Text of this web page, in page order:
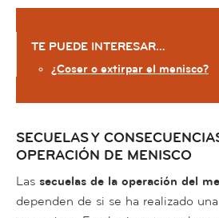
TE PUEDE INTERESAR…
¿Coser o extirpar el menisco?
SECUELAS Y
OPERACIÓN DE MENISCO
Las secuelas de la operación del
dependen de si se ha realizado